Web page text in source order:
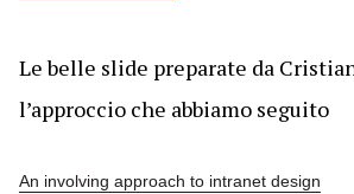
Le belle slide preparate da
l’approccio che abbiamo seguito
An involving approach to intranet design